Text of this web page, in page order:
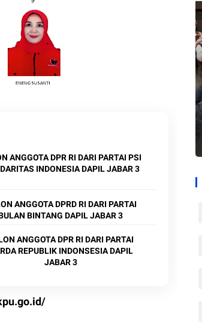
ANGGOTA DPR RI DARI PARTAI PSI
INDONESIA DAPIL JABAR 3
ANGGOTA DPRD RI DARI PARTAI
BINTANG DAPIL JABAR 3
ANGGOTA DPR RI DARI PARTAI
REPUBLIK INDONSESIA DAPIL
JABAR 3